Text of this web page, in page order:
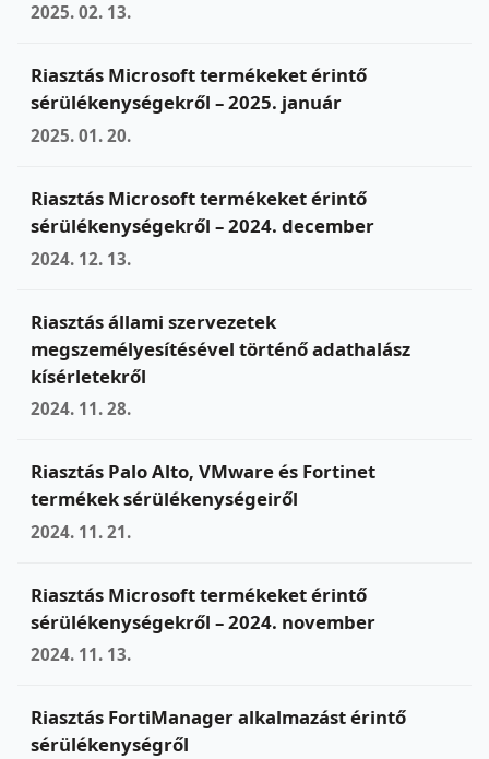
2025. 02. 13.
Riasztás Microsoft termékeket érintő
sérülékenységekről – 2025. január
2025. 01. 20.
Riasztás Microsoft termékeket érintő
sérülékenységekről – 2024. december
2024. 12. 13.
Riasztás állami szervezetek
megszemélyesítésével történő adathalász
kísérletekről
2024. 11. 28.
Riasztás Palo Alto, VMware és Fortinet
termékek sérülékenységeiről
2024. 11. 21.
Riasztás Microsoft termékeket érintő
sérülékenységekről – 2024. november
2024. 11. 13.
Riasztás FortiManager alkalmazást érintő
sérülékenységről